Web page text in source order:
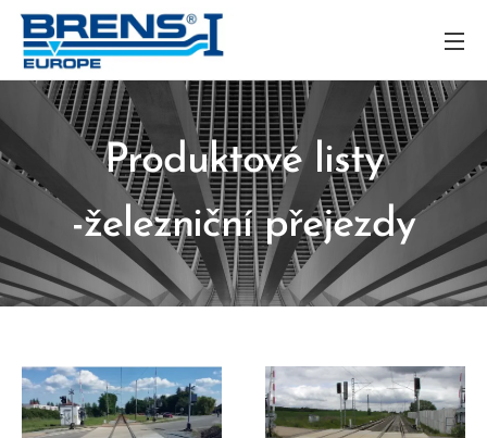
Produktové listy
-železniční přejezdy